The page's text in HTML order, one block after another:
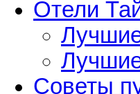
Отели
Советы